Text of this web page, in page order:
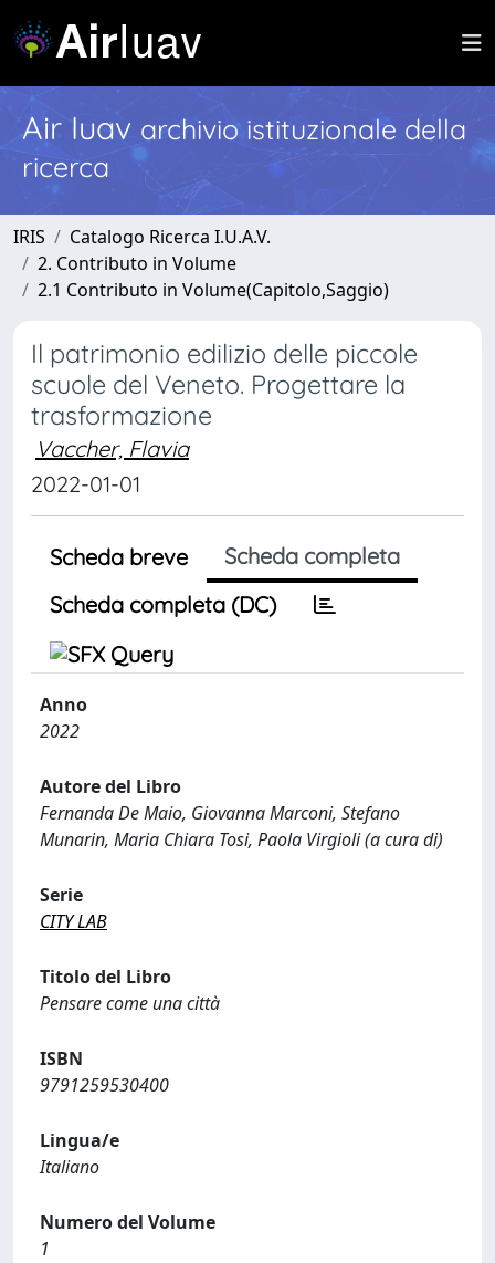
Air Iuav archivio istituzionale della
ricerca
IRIS
Catalogo Ricerca I.U.A.V.
2. Contributo in Volume
2.1 Contributo in Volume(Capitolo,Saggio)
Il patrimonio edilizio delle piccole
scuole del Veneto. Progettare la
trasformazione
Vaccher, Flavia
2022-01-01
Scheda breve
Scheda completa
Scheda completa (DC)
Anno
2022
Autore del Libro
Fernanda De Maio, Giovanna Marconi, Stefano
Munarin, Maria Chiara Tosi, Paola Virgioli (a cura di)
Serie
CITY LAB
Titolo del Libro
Pensare come una città
ISBN
9791259530400
Lingua/e
Italiano
Numero del Volume
1